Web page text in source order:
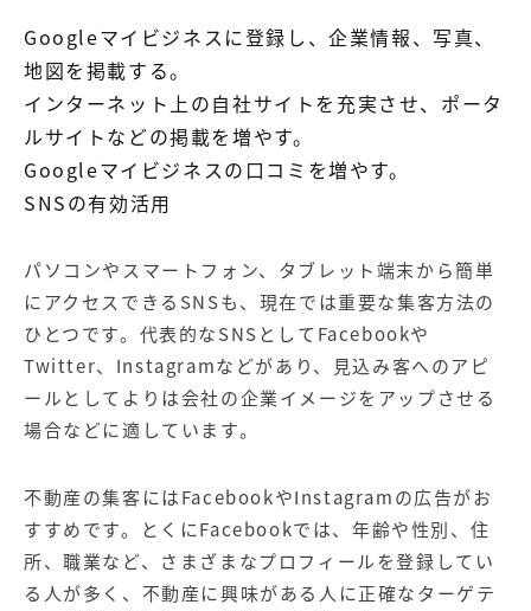
Googleマイビジネスに登録し、企業情報、写真、
地図を掲載する。
インターネット上の自社サイトを充実させ、ポータ
ルサイトなどの掲載を増やす。
Googleマイビジネスの口コミを増やす。
SNSの有効活用
パソコンやスマートフォン、タブレット端末から簡単
にアクセスできるSNSも、現在では重要な集客方法の
ひとつです。代表的なSNSとしてFacebookや
Twitter、Instagramなどがあり、見込み客へのアピ
ールとしてよりは会社の企業イメージをアップさせる
場合などに適しています。
不動産の集客にはFacebookやInstagramの広告がお
すすめです。とくにFacebookでは、年齢や性別、住
所、職業など、さまざまなプロフィールを登録してい
る人が多く、不動産に興味がある人に正確なターゲテ